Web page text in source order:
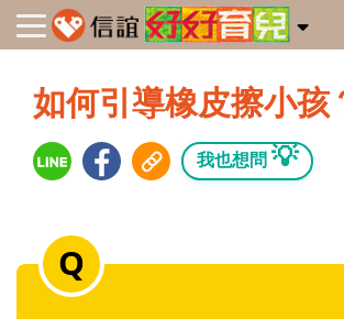
如何引導橡皮擦小孩
我也想問 💡